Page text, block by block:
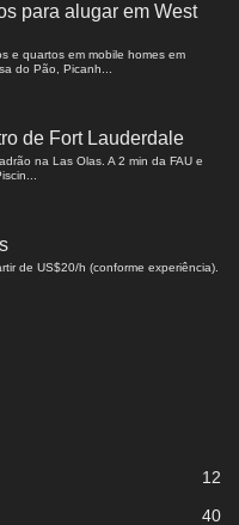
para alugar em West
e quartos em mobile homes em
do Pão, Picanh...
de Fort Lauderdale
na Las Olas. A 2 min da FAU e
de US$20/h (conforme experiência).
12
40